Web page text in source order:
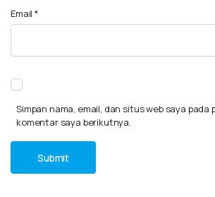
Email*
Simpan nama, email, dan situs web saya pada
komentar saya berikutnya.